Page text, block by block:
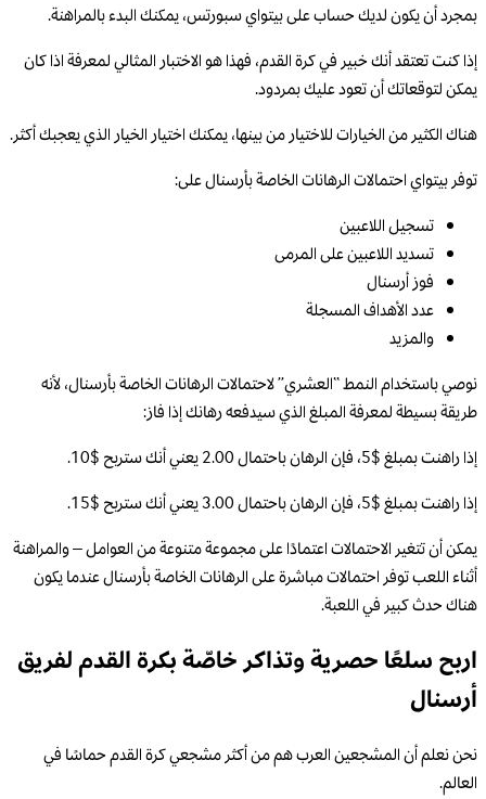
بمجرد أن يكون لديك حساب على بيتواي سبورتس، يمكنك البدء بالمراهنة.
إذا كنت تعتقد أنك خبير في كرة القدم، فهذا هو الاختبار المثالي لمعرفة اذا كان
يمكن لتوقعاتك أن تعود عليك بمردود.
هناك الكثير من الخيارات للاختيار من بينها، يمكنك اختيار الخيار الذي يعجبك أكثر.
توفر بيتواي احتمالات الرهانات الخاصة بأرسنال على:
تسجيل اللاعبين
تسديد اللاعبين على المرمى
فوز أرسنال
عدد الأهداف المسجلة
والمزيد
نوصي باستخدام النمط “العشري” لاحتمالات الرهانات الخاصة بأرسنال، لأنه
طريقة بسيطة لمعرفة المبلغ الذي سيدفعه رهانك إذا فاز:
إذا راهنت بمبلغ $5، فإن الرهان باحتمال 2.00 يعني أنك ستربح $10.
إذا راهنت بمبلغ $5، فإن الرهان باحتمال 3.00 يعني أنك ستربح $15.
يمكن أن تتغير الاحتمالات اعتمادًا على مجموعة متنوعة من العوامل – والمراهنة
أثناء اللعب توفر احتمالات مباشرة على الرهانات الخاصة بأرسنال عندما يكون
هناك حدث كبير في اللعبة.
اربح سلعًا حصرية وتذاكر خاصّة بكرة القدم لفريق
أرسنال
نحن نعلم أن المشجعين العرب هم من أكثر مشجعي كرة القدم حماسًا في
العالم.